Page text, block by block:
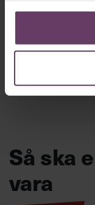
Delta i
Så ska
vara